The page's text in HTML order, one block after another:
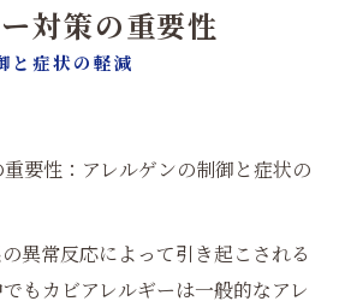
対策の重要性
と症状の軽減
要性：アレルゲンの制御と症状の
異常反応によって引き起こされる
もカビアレルギーは一般的なアレ